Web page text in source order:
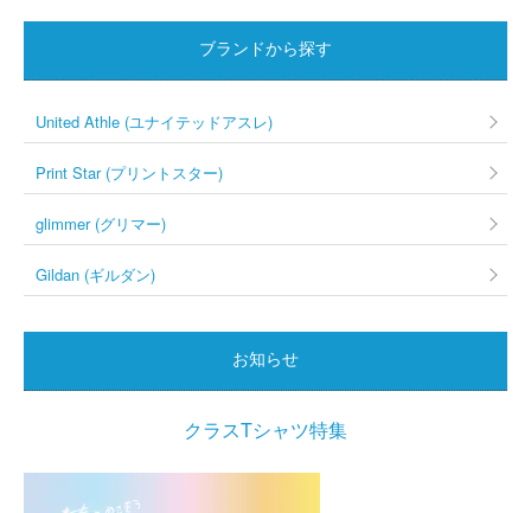
ブランドから探す
United Athle (ユナイテッドアスレ)
Print Star (プリントスター)
glimmer (グリマー)
Gildan (ギルダン)
お知らせ
クラスTシャツ特集